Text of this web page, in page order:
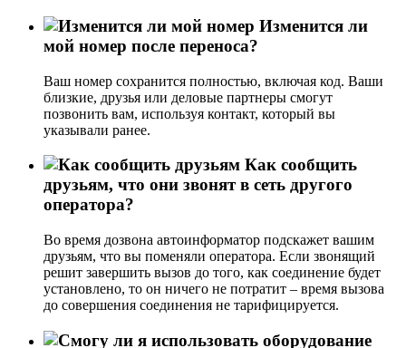
Изменится ли
мой номер после переноса?
Ваш номер сохранится полностью, включая код. Ваши
близкие, друзья или деловые партнеры смогут
позвонить вам, используя контакт, который вы
указывали ранее.
Как сообщить
друзьям, что они звонят в сеть другого
оператора?
Во время дозвона автоинформатор подскажет вашим
друзьям, что вы поменяли оператора. Если звонящий
решит завершить вызов до того, как соединение будет
установлено, то он ничего не потратит – время вызова
до совершения соединения не тарифицируется.